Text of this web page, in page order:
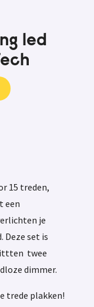
led
15 treden,
een
je
Deze set is
twee
dimmer.
trede plakken!